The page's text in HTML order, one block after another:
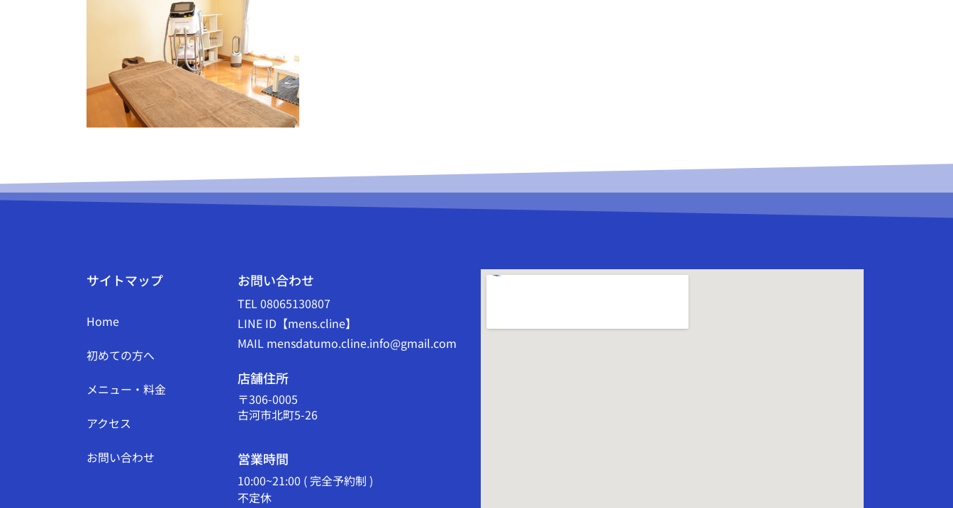
サイトマップ
Home
初めての方へ
メニュー・料金
アクセス
お問い合わせ
お問い合わせ
TEL 08065130807
LINE ID【mens.cline】
MAIL mensdatumo.cline.info@gmail.com
店舗住所
〒306-0005
古河市北町5-26
営業時間
10:00~21:00 ( 完全予約制 )
不定休